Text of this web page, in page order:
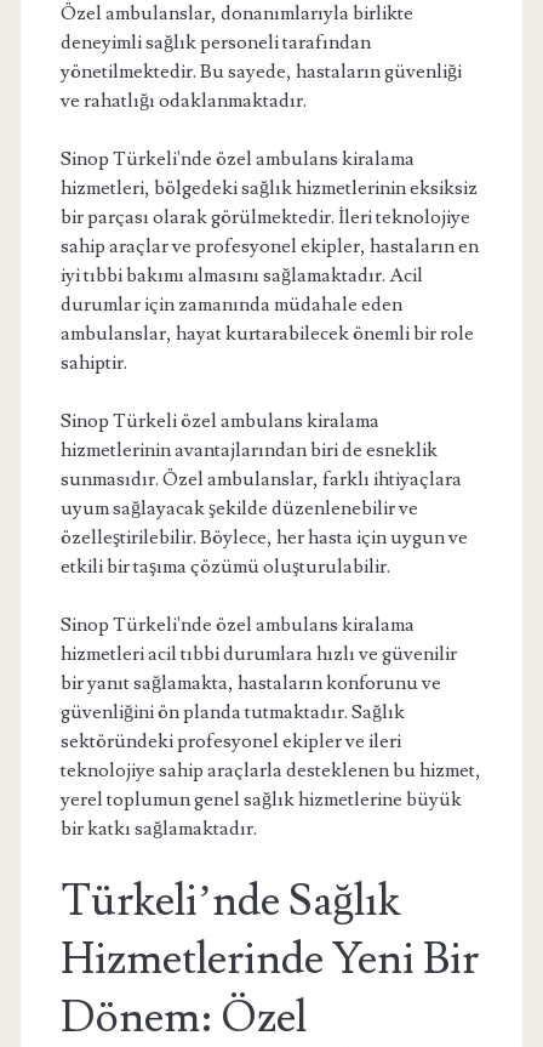
Özel ambulanslar, donanımlarıyla birlikte
deneyimli sağlık personeli tarafından
yönetilmektedir. Bu sayede, hastaların güvenliği
ve rahatlığı odaklanmaktadır.
Sinop Türkeli'nde özel ambulans kiralama
hizmetleri, bölgedeki sağlık hizmetlerinin eksiksiz
bir parçası olarak görülmektedir. İleri teknolojiye
sahip araçlar ve profesyonel ekipler, hastaların en
iyi tıbbi bakımı almasını sağlamaktadır. Acil
durumlar için zamanında müdahale eden
ambulanslar, hayat kurtarabilecek önemli bir role
sahiptir.
Sinop Türkeli özel ambulans kiralama
hizmetlerinin avantajlarından biri de esneklik
sunmasıdır. Özel ambulanslar, farklı ihtiyaçlara
uyum sağlayacak şekilde düzenlenebilir ve
özelleştirilebilir. Böylece, her hasta için uygun ve
etkili bir taşıma çözümü oluşturulabilir.
Sinop Türkeli'nde özel ambulans kiralama
hizmetleri acil tıbbi durumlara hızlı ve güvenilir
bir yanıt sağlamakta, hastaların konforunu ve
güvenliğini ön planda tutmaktadır. Sağlık
sektöründeki profesyonel ekipler ve ileri
teknolojiye sahip araçlarla desteklenen bu hizmet,
yerel toplumun genel sağlık hizmetlerine büyük
bir katkı sağlamaktadır.
Türkeli’nde Sağlık
Hizmetlerinde Yeni Bir
Dönem: Özel